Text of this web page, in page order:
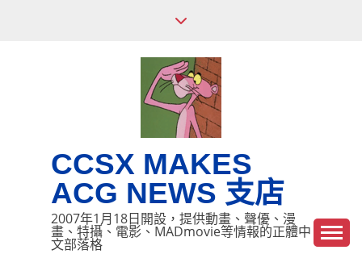
CCSX MAKES
ACG NEWS 支店
2007年1月18日開設，提供動畫、聲優、漫
畫、特攝、電影、MADmovie等情報的正體中
文部落格